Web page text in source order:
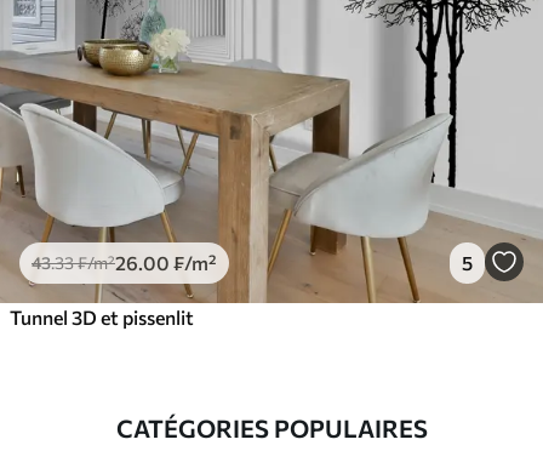
43.33₣/m²26 .00 ₣/m² 5
Tunnel 3D et pissenlit
CATÉGORIES POPULAIRES